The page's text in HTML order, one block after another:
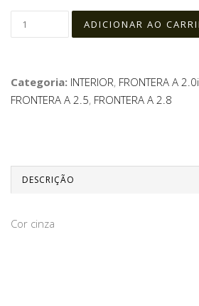
Categoria: INTERIOR, FRONTERA A 2.0i
FRONTERA A 2.5, FRONTERA A 2.8
DESCRIÇÃO
Cor cinza